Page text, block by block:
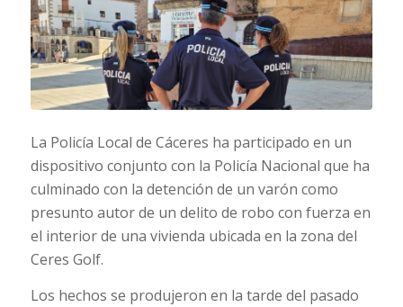
La Policía Local de Cáceres ha participado en un
dispositivo conjunto con la Policía Nacional que ha
culminado con la detención de un varón como
presunto autor de un delito de robo con fuerza en
el interior de una vivienda ubicada en la zona del
Ceres Golf.
Los hechos se produjeron en la tarde del pasado